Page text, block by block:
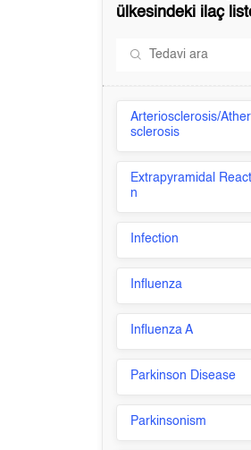
ülkesindeki ilaç
Arteriosclerosis/
sclerosis
Extrapyramidal
n
Infection
Influenza
Influenza A
Parkinson Disease
Parkinsonism